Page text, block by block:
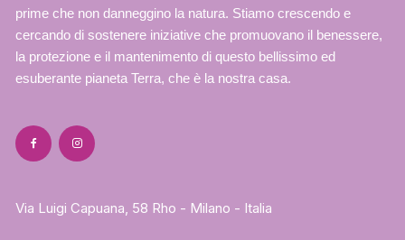
prime che non danneggino la natura. Stiamo crescendo e
cercando di sostenere iniziative che promuovano il benessere,
la protezione e il mantenimento di questo bellissimo ed
esuberante pianeta Terra, che è la nostra casa.
Via Luigi Capuana, 58 Rho - Milano - Italia